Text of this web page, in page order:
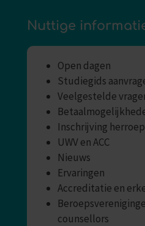
Nuttige
Open dagen
Studiegids
Veelgestelde
Inschrijving
UWV en ACC
Nieuws
Ervaringen
Accreditatie en
counsellors